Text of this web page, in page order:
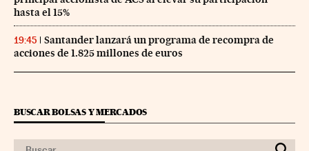
hasta el 15%
19:45
Santander lanzará un programa de recompra de
acciones de 1.825 millones de euros
BUSCAR BOLSAS Y MERCADOS